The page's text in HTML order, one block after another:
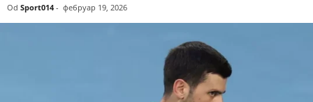
Od Sport014- фебруар 19, 2026